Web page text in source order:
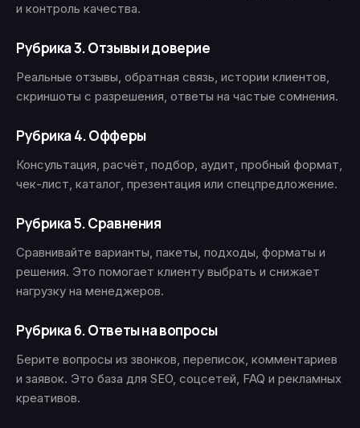
и контроль качества.
Рубрика 3. Отзывы и доверие
Реальные отзывы, обратная связь, истории клиентов,
скриншоты с разрешения, ответы на частые сомнения.
Рубрика 4. Офферы
Консультация, расчёт, подбор, аудит, пробный формат,
чек-лист, каталог, презентация или спецпредложение.
Рубрика 5. Сравнения
Сравнивайте варианты, пакеты, подходы, форматы и
решения. Это помогает клиенту выбрать и снижает
нагрузку на менеджеров.
Рубрика 6. Ответы на вопросы
Берите вопросы из звонков, переписок, комментариев
и заявок. Это база для SEO, соцсетей, FAQ и рекламных
креативов.